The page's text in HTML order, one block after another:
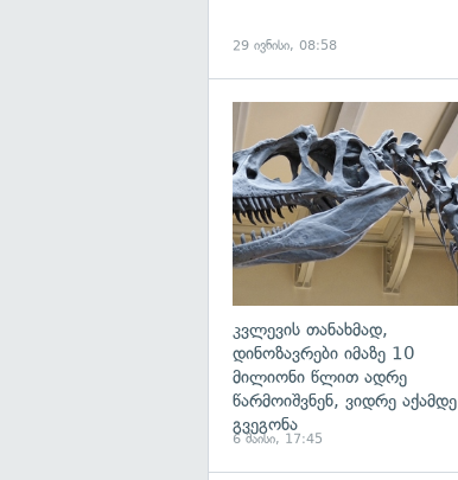
29 ივნისი, 08:58
კვლევის თანახმად,
დინოზავრები იმაზე 10
მილიონი წლით ადრე
წარმოიშვნენ, ვიდრე აქამდე
გვეგონა
6 მაისი, 17:45